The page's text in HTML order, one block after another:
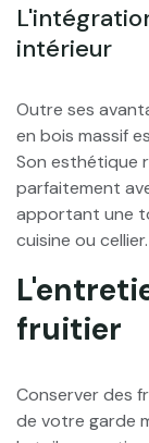
intérieur
Outre ses
en bois massif
Son esthétique
parfaitement
apportant une
cuisine ou cellier.
fruitier
Conserver des
de votre garde